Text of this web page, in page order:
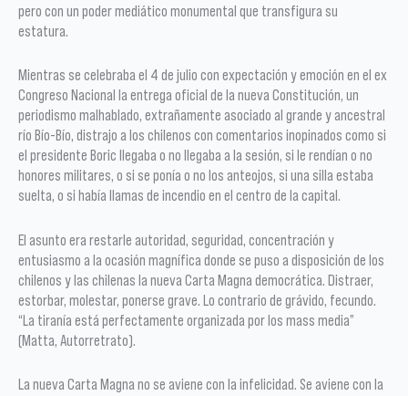
pero con un poder mediático monumental que transfigura su
estatura.
Mientras se celebraba el 4 de julio con expectación y emoción en el ex
Congreso Nacional la entrega oficial de la nueva Constitución, un
periodismo malhablado, extrañamente asociado al grande y ancestral
río Bío-Bío, distrajo a los chilenos con comentarios inopinados como si
el presidente Boric llegaba o no llegaba a la sesión, si le rendían o no
honores militares, o si se ponía o no los anteojos, si una silla estaba
suelta, o si había llamas de incendio en el centro de la capital.
El asunto era restarle autoridad, seguridad, concentración y
entusiasmo a la ocasión magnífica donde se puso a disposición de los
chilenos y las chilenas la nueva Carta Magna democrática. Distraer,
estorbar, molestar, ponerse grave. Lo contrario de grávido, fecundo.
“La tiranía está perfectamente organizada por los mass media”
(Matta, Autorretrato).
La nueva Carta Magna no se aviene con la infelicidad. Se aviene con la